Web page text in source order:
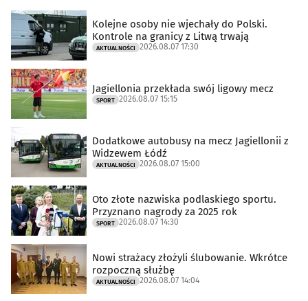
Kolejne osoby nie wjechały do Polski.
Kontrole na granicy z Litwą trwają
AKTUALNOŚCI 2026.08.07 17:30
Jagiellonia przekłada swój ligowy mecz
SPORT 2026.08.07 15:15
Dodatkowe autobusy na mecz Jagiellonii z
Widzewem Łódź
AKTUALNOŚCI 2026.08.07 15:00
Oto złote nazwiska podlaskiego sportu.
Przyznano nagrody za 2025 rok
SPORT 2026.08.07 14:30
Nowi strażacy złożyli ślubowanie. Wkrótce
rozpoczną służbę
AKTUALNOŚCI 2026.08.07 14:04